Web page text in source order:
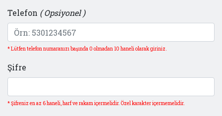
Telefon ( Opsiyonel )
* Lütfen telefon numaranızı başında 0 olmadan 10 haneli olarak giriniz.
Şifre
* Şifreniz en az 6 haneli, harf ve rakam içermelidir. Özel karakter içermemelidir.